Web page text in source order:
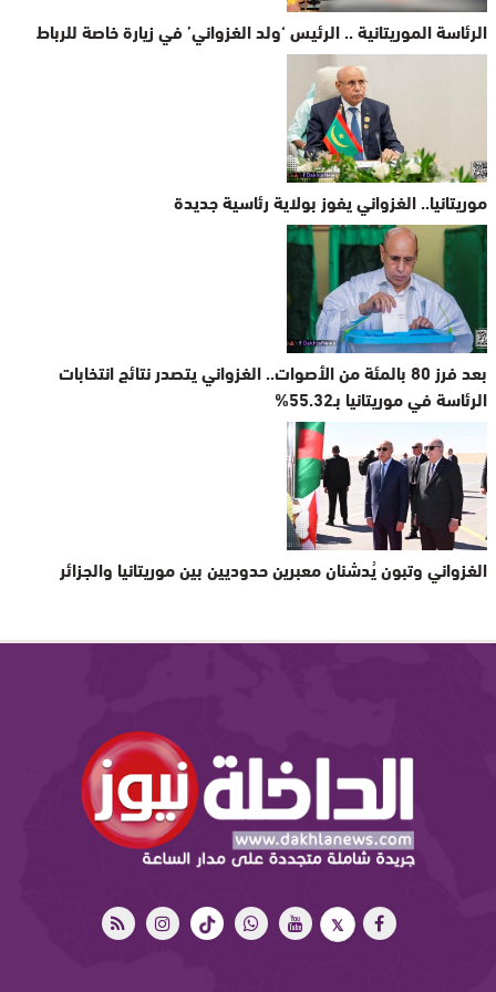
الرئاسة الموريتانية .. الرئيس ‘ولد الغزواني’ في زيارة خاصة للرباط
موريتانيا.. الغزواني يفوز بولاية رئاسية جديدة
بعد فرز 80 بالمئة من الأصوات.. الغزواني يتصدر نتائج انتخابات
الرئاسة في موريتانيا بـ55.32%
الغزواني وتبون يُدشنان معبرين حدوديين بين موريتانيا والجزائر